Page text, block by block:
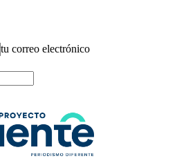
tu correo electrónico